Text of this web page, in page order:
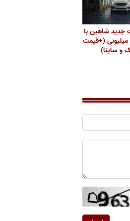
جدید شاهین با
افزایش ۷۰ میلیونی (+قیمت
و ساینا)